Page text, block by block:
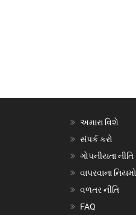
અમારા વિશે
સંપર્ક કરો
ગોપનીયતા નીતિ
વાપરવાના નિયમો
વળતર નીતિ
FAQ